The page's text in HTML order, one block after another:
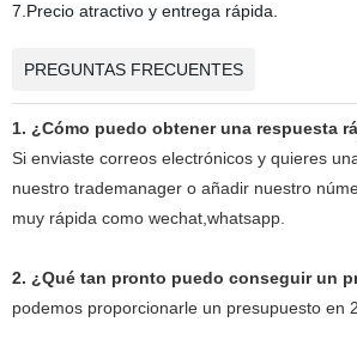
7.Precio atractivo y entrega rápida.
PREGUNTAS FRECUENTES
1. ¿Cómo puedo obtener una respuesta
Si enviaste correos electrónicos y quieres
nuestro trademanager o añadir nuestro
muy rápida como wechat,whatsapp.
2. ¿Qué tan pronto puedo conseguir un
podemos proporcionarle un presupuesto en